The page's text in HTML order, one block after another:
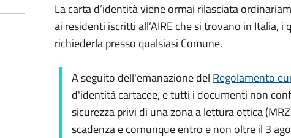
La carta d’identità viene ormai rilasciata
ai residenti iscritti all’AIRE che si trovano in Italia,
richiederla presso qualsiasi Comune.
A seguito dell'emanazione del Regolamento
d'identità cartacee, e tutti i documenti non
sicurezza privi di una zona a lettura ottica
scadenza e comunque entro e non oltre il 3